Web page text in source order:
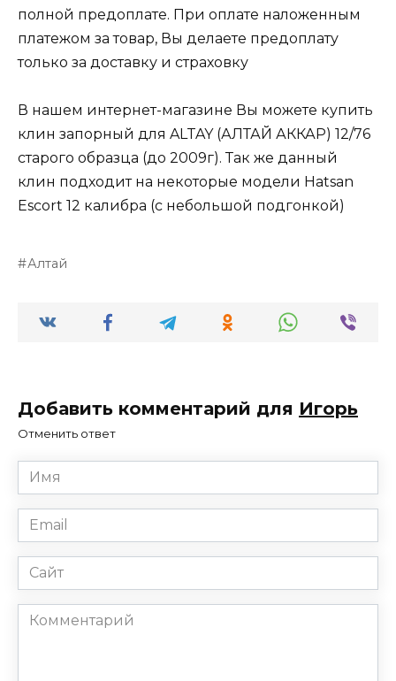
полной предоплате. При оплате наложенным
платежом за товар, Вы делаете предоплату
только за доставку и страховку
В нашем интернет-магазине Вы можете купить
клин запорный для ALTAY (АЛТАЙ АККАР) 12/76
старого образца (до 2009г). Так же данный
клин подходит на некоторые модели Hatsan
Escort 12 калибра (с небольшой подгонкой)
Алтай
Добавить комментарий для Игорь
Отменить ответ
Имя
*
Email
*
Сайт
Комментарий